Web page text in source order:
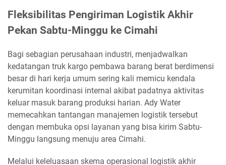
Fleksibilitas Pengiriman Logistik Akhir
Pekan Sabtu-Minggu ke Cimahi
Bagi sebagian perusahaan industri, menjadwalkan
kedatangan truk kargo pembawa barang berat berdimensi
besar di hari kerja umum sering kali memicu kendala
kerumitan koordinasi internal akibat padatnya aktivitas
keluar masuk barang produksi harian. Ady Water
memecahkan tantangan manajemen logistik tersebut
dengan membuka opsi layanan yang bisa kirim Sabtu-
Minggu langsung menuju area Cimahi.
Melalui keleluasaan skema operasional logistik akhir